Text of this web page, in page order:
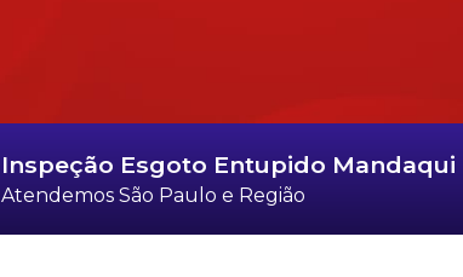
Inspeção Esgoto Entupido Mandaqui
Atendemos São Paulo e Região